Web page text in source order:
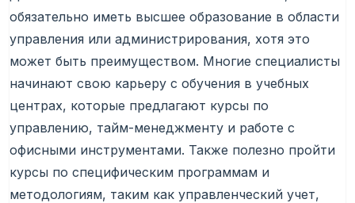
обязательно иметь высшее образование в области
управления или администрирования, хотя это
может быть преимуществом. Многие специалисты
начинают свою карьеру с обучения в учебных
центрах, которые предлагают курсы по
управлению, тайм-менеджменту и работе с
офисными инструментами. Также полезно пройти
курсы по специфическим программам и
методологиям, таким как управленческий учет,